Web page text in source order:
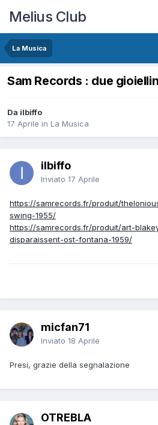
Melius Club
La Musica
Sam Records : due
Da ilbiffo
17 Aprile in La Musica
ilbiffo
Inviato 17 Aprile
https://samrecords.fr/produit/
swing-1955/
https://samrecords.fr/produit/art-
disparaissent-ost-fontana-1959/
micfan71
Inviato 18 Aprile
Presi, grazie della segnalazione
OTREBLA